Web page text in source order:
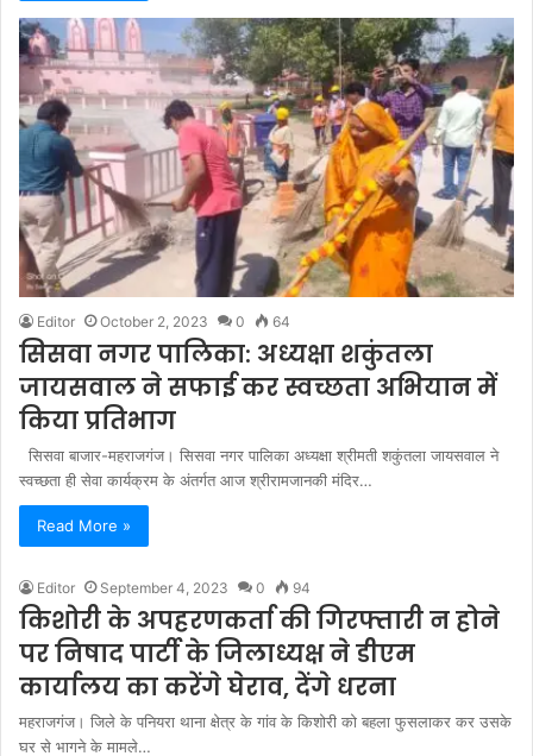
Editor October 2, 2023 0 64
सिसवा नगर पालिका: अध्यक्षा शकुंतला
जायसवाल ने सफाई कर स्वच्छता अभियान में
किया प्रतिभाग
सिसवा बाजार-महराजगंज। सिसवा नगर पालिका अध्यक्षा श्रीमती शकुंतला जायसवाल ने
स्वच्छता ही सेवा कार्यक्रम के अंतर्गत आज श्रीरामजानकी मंदिर…
Read More »
Editor September 4, 2023 0 94
किशोरी के अपहरणकर्ता की गिरफ्तारी न होने
पर निषाद पार्टी के जिलाध्यक्ष ने डीएम
कार्यालय का करेंगे घेराव, देंगे धरना
महराजगंज। जिले के पनियरा थाना क्षेत्र के गांव के किशोरी को बहला फुसलाकर कर उसके
घर से भागने के मामले…